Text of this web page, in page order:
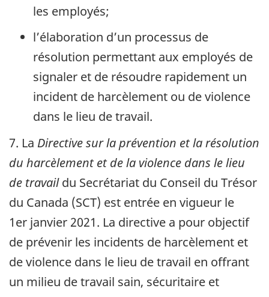
les employés;
l’élaboration d’un processus de
résolution permettant aux employés de
signaler et de résoudre rapidement un
incident de harcèlement ou de violence
dans le lieu de travail.
7. La Directive sur la prévention et la résolution
du harcèlement et de la violence dans le lieu
de travaildu Secrétariat du Conseil du Trésor
du Canada (SCT) est entrée en vigueur le
1er janvier 2021. La directive a pour objectif
de prévenir les incidents de harcèlement et
de violence dans le lieu de travail en offrant
un milieu de travail sain, sécuritaire et